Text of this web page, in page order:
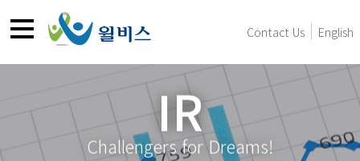
Contact Us English
IR
Challengers for Dreams!